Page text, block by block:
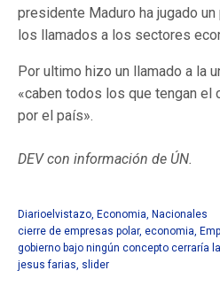
presidente Maduro ha jugado
los llamados a los sectores
Por ultimo hizo un llamado a la
«caben todos los que tengan el
por el país».
DEV con información de ÚN.
Diarioelvistazo Economia Nacionales
cierre de empresas polar, economia
gobierno bajo ningún concepto cerraría
jesus farias slider